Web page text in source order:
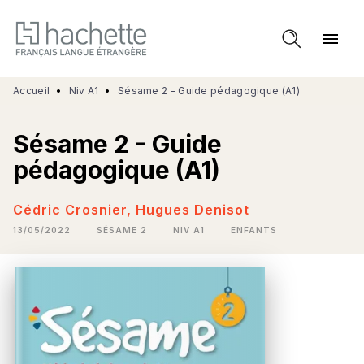
MENU RECHERCHE
CONTENU
PIED DE PAGE
menu
Accueil • Niv A1 • Sésame 2 - Guide pédagogique (A1)
Sésame 2 - Guide
pédagogique (A1)
Cédric Crosnier, Hugues Denisot
13/05/2022 SÉSAME 2 NIV A1 ENFANTS